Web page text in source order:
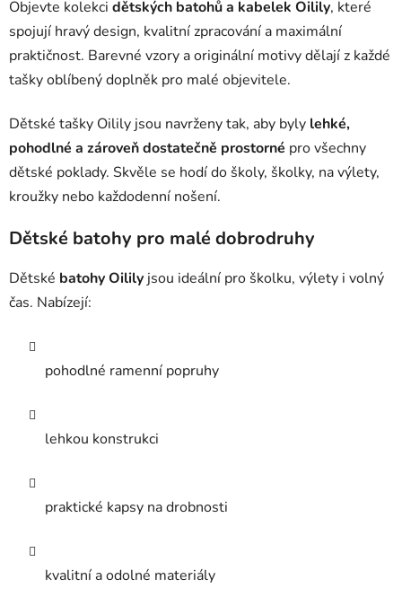
a
c
í
p
v
k
y
v
ý
i
u
Objevte kolekci dětských batohů a kabelek Oilily, které
spojují hravý design, kvalitní zpracování a maximální
praktičnost. Barevné vzory a originální motivy dělají z každé
tašky oblíbený doplněk pro malé objevitele.
Dětské tašky Oilily jsou navrženy tak, aby byly lehké,
pohodlné a zároveň dostatečně prostorné pro všechny
dětské poklady. Skvěle se hodí do školy, školky, na výlety,
kroužky nebo každodenní nošení.
Dětské batohy pro malé dobrodruhy
Dětské batohy Oilily jsou ideální pro školku, výlety i volný
čas. Nabízejí:
pohodlné ramenní popruhy
lehkou konstrukci
praktické kapsy na drobnosti
kvalitní a odolné materiály